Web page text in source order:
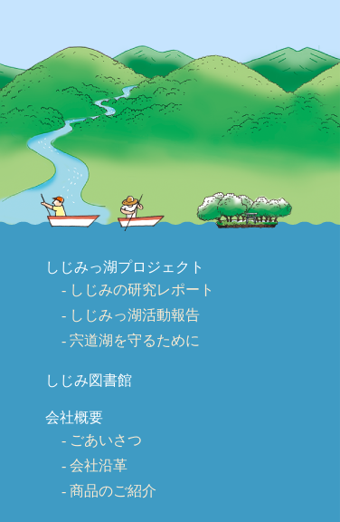
しじみっ湖プロジェクト
しじみの研究レポート
しじみっ湖活動報告
宍道湖を守るために
しじみ図書館
会社概要
ごあいさつ
会社沿革
商品のご紹介